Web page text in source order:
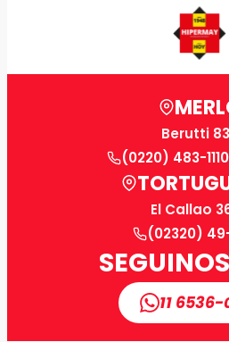
Berutti
(0220) 483-
El Callao
(02320)
11 6536-